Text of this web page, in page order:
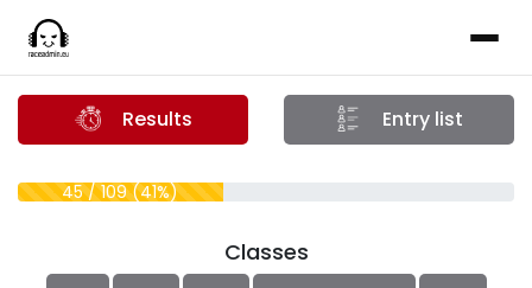
Results Entry list
45 / 109 (41%)
Classes